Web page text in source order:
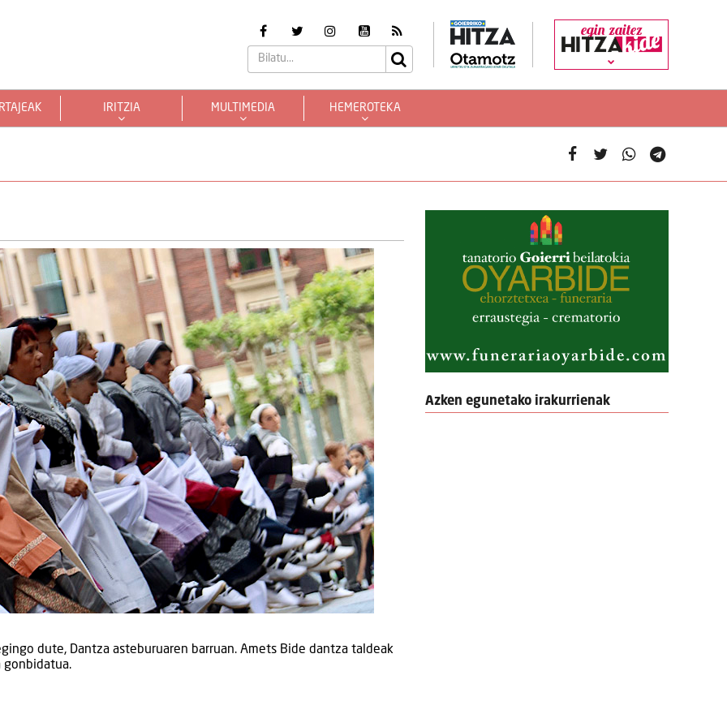
egin zaitez
IRITZIA MULTIMEDIA HEMEROTEKA
dute, Dantza asteburuaren barruan. Amets Bide dantza taldeak
gonbidatua.
Azken egunetako irakurrienak